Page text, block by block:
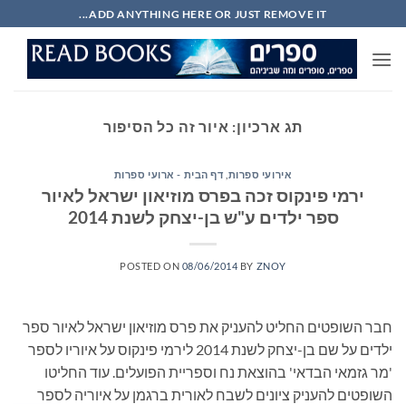
to
content
ADD ANYTHING HERE OR JUST REMOVE IT...
תג ארכיון: איור זה כל הסיפור
אירועי ספרות דף הבית - ארועי ספרות
ירמי פינקוס זכה בפרס מוזיאון ישראל לאיור
ספר ילדים ע"ש בן-יצחק לשנת 2014
POSTED ON 08/06/2014 BY ZNOY
חבר השופטים החליט להעניק את פרס מוזיאון ישראל לאיור ספר
ילדים על שם בן-יצחק לשנת 2014 לירמי פינקוס על איוריו לספר
'מר גזמאי הבדאי' בהוצאת נח וספריית הפועלים. עוד החליטו
השופטים להעניק ציונים לשבח לאורית ברגמן על איוריה לספר